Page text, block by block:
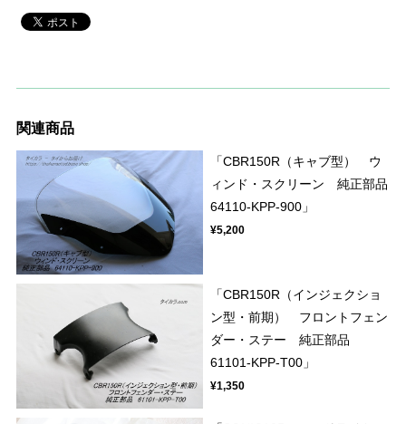
関連商品
「CBR150R（キャブ型） ウ
ィンド・スクリーン 純正部品
64110-KPP-900」
¥5,200
「CBR150R（インジェクショ
ン型・前期） フロントフェン
ダー・ステー 純正部品
61101-KPP-T00」
¥1,350